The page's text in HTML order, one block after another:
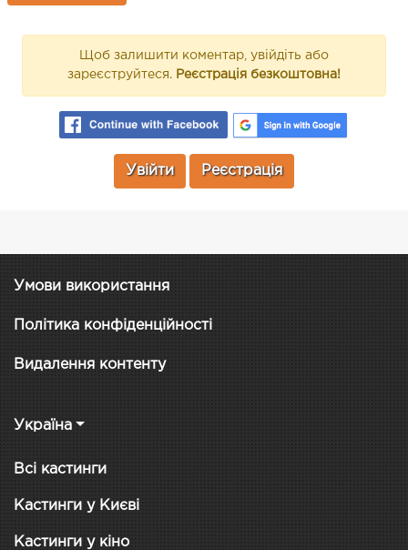
Щоб залишити коментар, увійдіть або
зареєструйтеся. Реєстрація безкоштовна!
Увійти Реєстрація
Умови використання
Політика конфіденційності
Видалення контенту
Україна
Всі кастинги
Кастинги у Києві
Кастинги у кіно